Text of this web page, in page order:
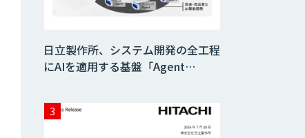
Dify導入支援
Dify開発支援
日立製作所、システム開発の全工程
にAIを適用する基盤「Agent…